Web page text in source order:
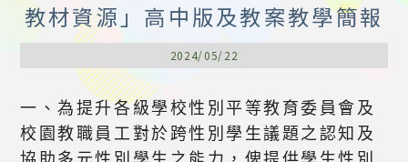
教材資源」高中版及教案教學簡報
2024/05/22
一、為提升各級學校性別平等教育委員會及
校園教職員工對於跨性別學生議題之認知及